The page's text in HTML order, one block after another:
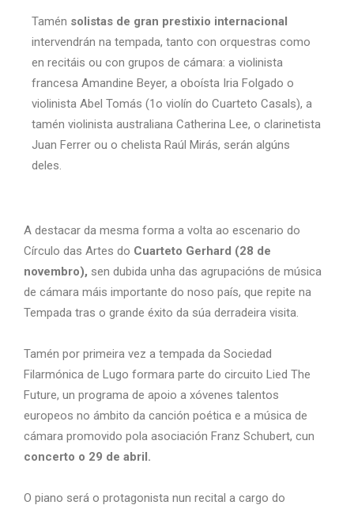
Tamén solistas de gran prestixio internacional
intervendrán na tempada, tanto con orquestras como
en recitáis ou con grupos de cámara: a violinista
francesa Amandine Beyer, a oboísta Iria Folgado o
violinista Abel Tomás (1o violín do Cuarteto Casals), a
tamén violinista australiana Catherina Lee, o clarinetista
Juan Ferrer ou o chelista Raúl Mirás, serán algúns
deles.
A destacar da mesma forma a volta ao escenario do
Círculo das Artes do Cuarteto Gerhard (28 de
novembro), sen dubida unha das agrupacións de música
de cámara máis importante do noso país, que repite na
Tempada tras o grande éxito da súa derradeira visita.
Tamén por primeira vez a tempada da Sociedad
Filarmónica de Lugo formara parte do circuito Lied The
Future, un programa de apoio a xóvenes talentos
europeos no ámbito da canción poética e a música de
cámara promovido pola asociación Franz Schubert, cun
concerto o 29 de abril.
O piano será o protagonista nun recital a cargo do